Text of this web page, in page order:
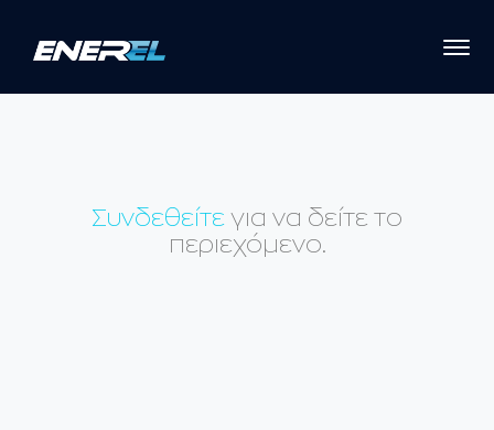
Συνδεθείτε για να δείτε το
περιεχόμενο.